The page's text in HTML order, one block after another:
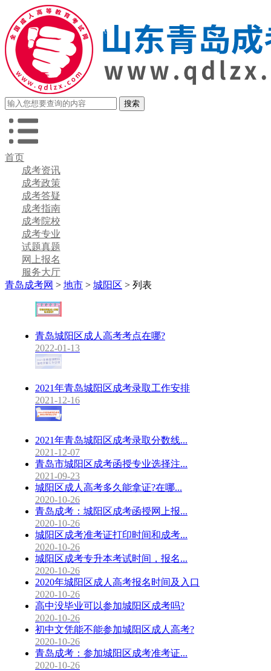
首页
成考资讯
成考政策
成考答疑
成考指南
成考院校
成考专业
试题真题
网上报名
服务大厅
青岛成考网 > 地市 > 城阳区 > 列表
青岛城阳区成人高考考点在哪?
2022-01-13
2021年青岛城阳区成考录取工作安排
2021-12-16
2021年青岛城阳区成考录取分数线...
2021-12-07
青岛市城阳区成考函授专业选择注...
2021-09-23
城阳区成人高考多久能拿证?在哪...
2020-10-26
青岛成考：城阳区成考函授网上报...
2020-10-26
城阳区成考准考证打印时间和成考...
2020-10-26
城阳区成考专升本考试时间，报名...
2020-10-26
2020年城阳区成人高考报名时间及入口
2020-10-26
高中没毕业可以参加城阳区成考吗?
2020-10-26
初中文凭能不能参加城阳区成人高考?
2020-10-26
青岛成考：参加城阳区成考准考证...
2020-10-26